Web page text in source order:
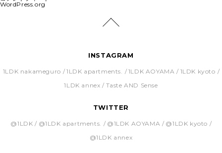
WordPress.org
INSTAGRAM
1LDK nakameguro 1LDK apartments. 1LDK AOYAMA
1LDK kyoto
1LDK annex
Taste AND Sense
TWITTER
@1LDK @1LDK apartments. @1LDK AOYAMA
@1LDK kyoto
@1LDK annex